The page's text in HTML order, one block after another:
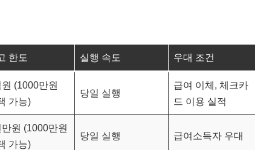
한도 실행 속도 우대 조건
(1000만원
가능)
당일 실행
급여 이체, 체크카
드 이용 실적
원 (1000만원
가능)
당일 실행 급여소득자 우대